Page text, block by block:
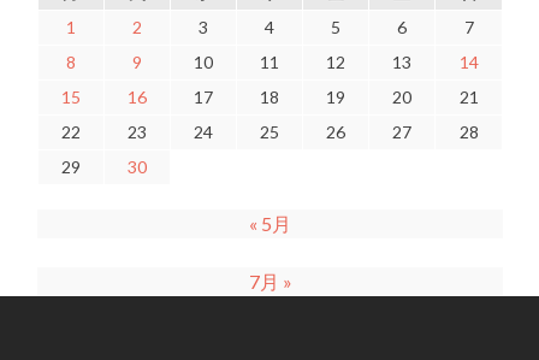
1
2 3 4 5 6
7
8
9 10 11 12 13
14
15
16 17 18 19 20
21
22
23 24 25 26 27
28
29
30
« 5月
7月 »